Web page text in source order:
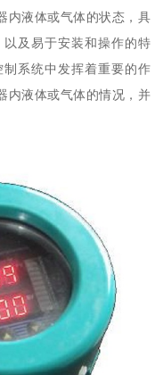
内液体或气体的状态，具
及易于安装和操作的特
系统中发挥着重要的作
内液体或气体的情况，并